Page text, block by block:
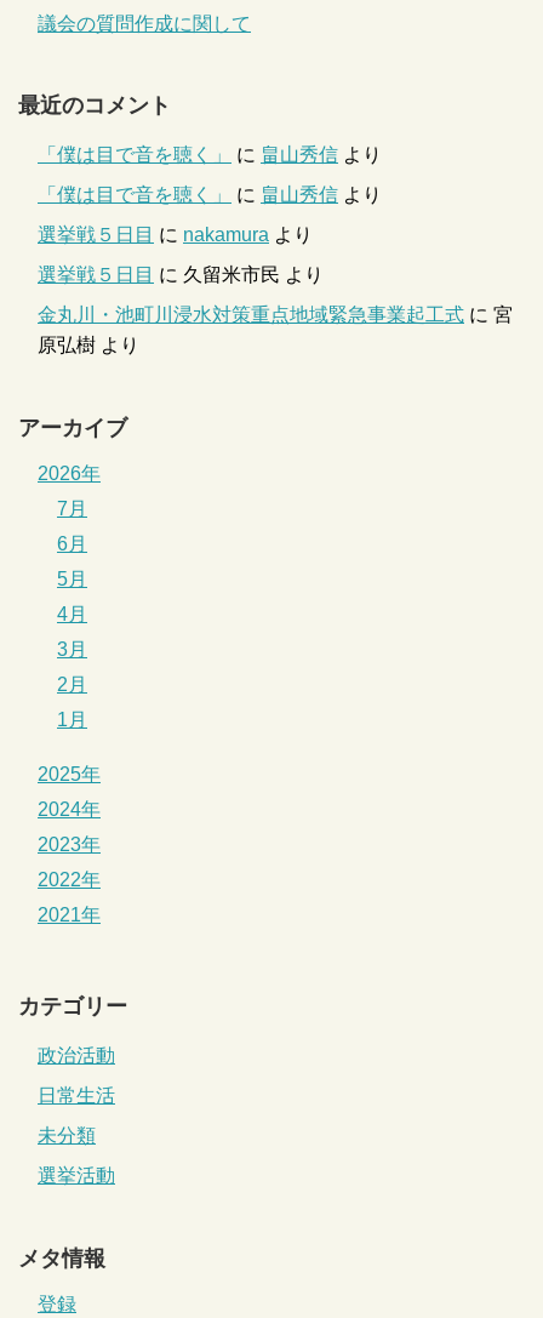
議会の質問作成に関して
最近のコメント
「僕は目で音を聴く」 に 畠山秀信 より
「僕は目で音を聴く」
に 畠山秀信 より
選挙戦５日目 に nakamura より
選挙戦５日目 に 久留米市民 より
金丸川・池町川浸水対策重点地域緊急事業起工式 に 宮
原弘樹 より
アーカイブ
2026年
7月
6月
5月
4月
3月
2月
1月
2025年
2024年
2023年
2022年
2021年
カテゴリー
政治活動
日常生活
未分類
選挙活動
メタ情報
登録